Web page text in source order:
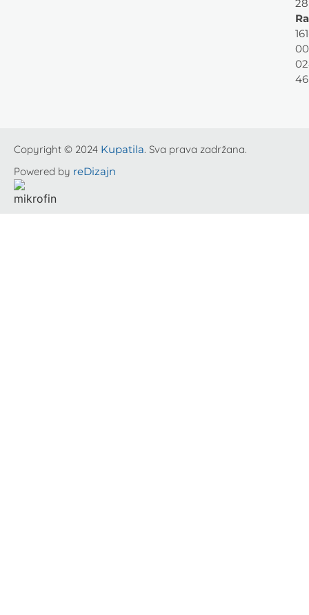
28
46
Copyright © 2024 Kupatila. Sva prava zadržana.
Powered by reDizajn